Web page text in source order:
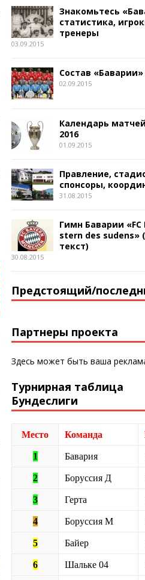
Знакомьтесь
статистика,
тренеры
03.09.2015
Состав «Баварии»
02.09.2015
Календарь
2016
01.09.2015
Правление,
спонсоры,
31.08.2015
Гимн Баварии «FC
stern des sudens»
текст)
30.08.2015
Предстоящий/
Партнеры проекта
Здесь может быть ваша
Турнирная таблица
Бундеслиги
Место Команда
1 Бавария
2 Боруссия Д
3 Герта
4 Боруссия М
5 Байер
6 Шальке 04